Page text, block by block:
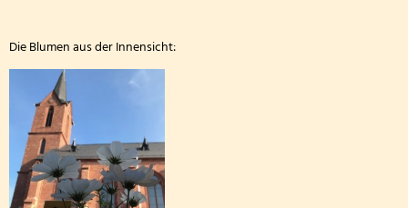
Archiv: Aktionen während des Schuljahres 2024/
Archiv: Aktionen während des Schuljahres 2023/
Die Blumen aus der Innensicht: